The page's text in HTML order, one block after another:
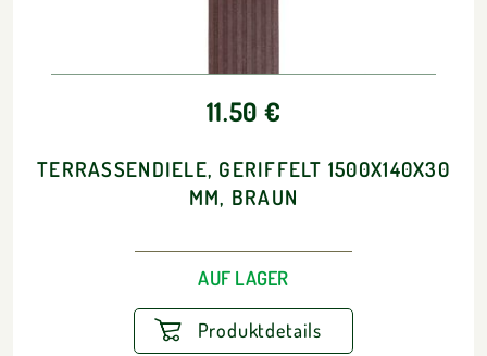
11.50 €
TERRASSENDIELE, GERIFFELT 1500X140X30
MM, BRAUN
AUF LAGER
Produktdetails